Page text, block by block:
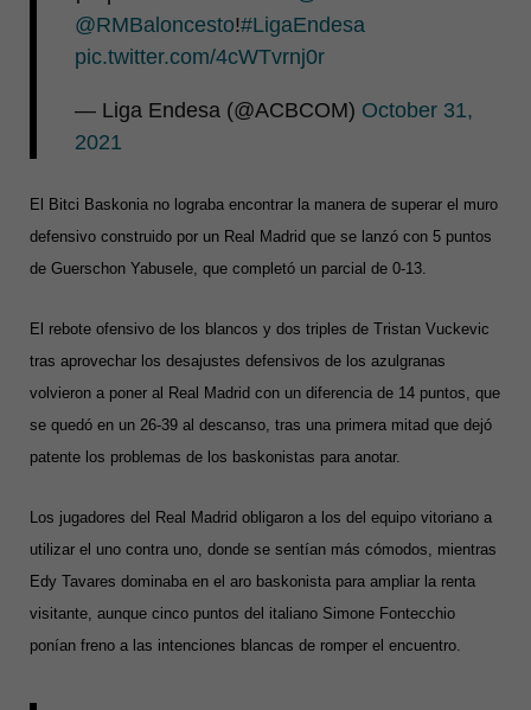
@RMBaloncesto!#LigaEndesa
pic.twitter.com/4cWTvrnj0r
— Liga Endesa (@ACBCOM) October 31,
2021
El Bitci Baskonia no lograba encontrar la manera de superar el muro
defensivo construido por un Real Madrid que se lanzó con 5 puntos
de Guerschon Yabusele, que completó un parcial de 0-13.
El rebote ofensivo de los blancos y dos triples de Tristan Vuckevic
tras aprovechar los desajustes defensivos de los azulgranas
volvieron a poner al Real Madrid con un diferencia de 14 puntos, que
se quedó en un 26-39 al descanso, tras una primera mitad que dejó
patente los problemas de los baskonistas para anotar.
Los jugadores del Real Madrid obligaron a los del equipo vitoriano a
utilizar el uno contra uno, donde se sentían más cómodos, mientras
Edy Tavares dominaba en el aro baskonista para ampliar la renta
visitante, aunque cinco puntos del italiano Simone Fontecchio
ponían freno a las intenciones blancas de romper el encuentro.